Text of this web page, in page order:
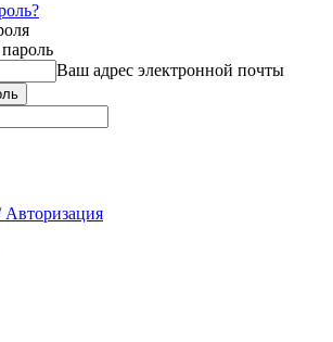
Ваш адрес электронной почты
Авторизация